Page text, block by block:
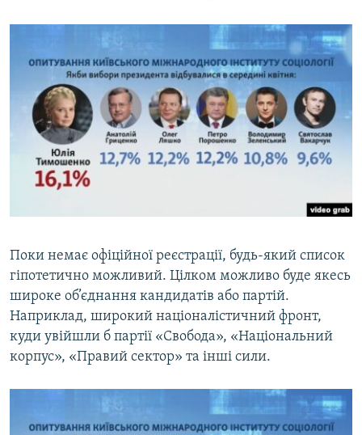
Поки немає офіційної реєстрації, будь-який список
гіпотетично можливий. Цілком можливо буде якесь
широке об’єднання кандидатів або партій.
Наприклад, широкий націоналістичний фронт,
куди увійшли б партії «Свобода», «Національний
корпус», «Правий сектор» та інші сили.